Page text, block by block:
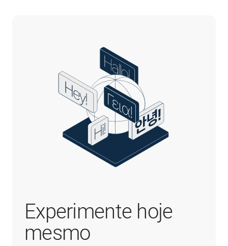
Experimente hoje
mesmo